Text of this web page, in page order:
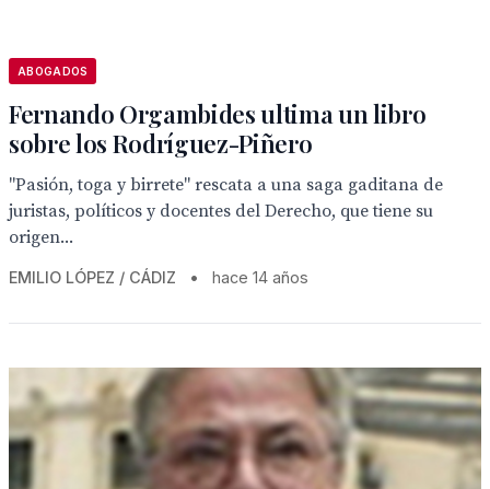
ABOGADOS
Fernando Orgambides ultima un libro
sobre los Rodríguez-Piñero
"Pasión, toga y birrete" rescata a una saga gaditana de
juristas, políticos y docentes del Derecho, que tiene su
origen...
EMILIO LÓPEZ / CÁDIZ • hace 14 años